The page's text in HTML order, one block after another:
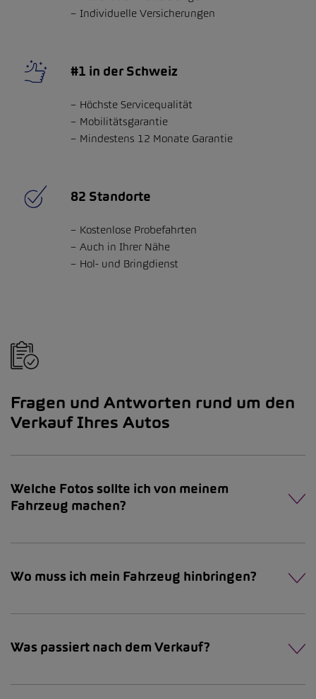
Individuelle Versicherungen
#1 in der Schweiz
Höchste Servicequalität
Mobilitätsgarantie
Mindestens 12 Monate Garantie
82 Standorte
Kostenlose Probefahrten
Auch in Ihrer Nähe
Hol- und Bringdienst
Fragen und Antworten rund um den
Verkauf Ihres Autos
Welche Fotos sollte ich von meinem
Fahrzeug machen?
Wo muss ich mein Fahrzeug hinbringen?
Was passiert nach dem Verkauf?